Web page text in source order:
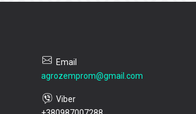
agrozemprom@gmail.com